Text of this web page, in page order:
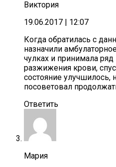
Виктория
19.06.2017 | 12:07
Когда обратилась с
назначили
чулках и принимала
разжижения крови,
состояние улучшилось,
посоветовал
Ответить
Мария